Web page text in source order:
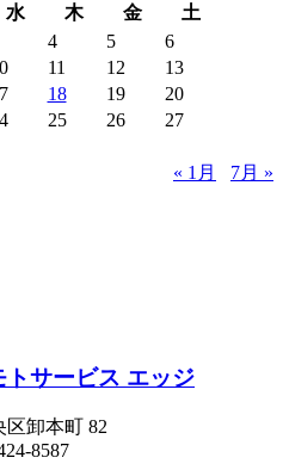
水 木 金
土
4 5
6
11 12
13
18 19
20
25 26
27
« 1月
7月 »
サービス エッジ
卸本町 82
8587